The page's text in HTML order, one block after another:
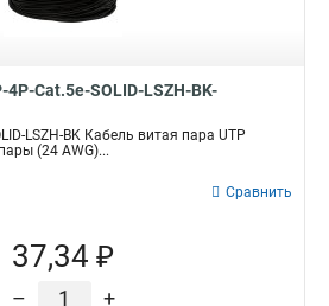
4P-Cat.5e-SOLID-LSZH-BK-
LSZH-BK Кабель витая пара UTP
(24 AWG)...
Сравнить
37,34 ₽
– +